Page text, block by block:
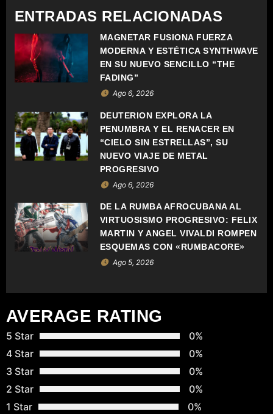
C
I
Ó
D
E
E
T
R
D
A
S
ENTRADAS RELACIONADAS
MAGNETAR FUSIONA FUERZA
MODERNA Y ESTÉTICA SYNTHWAVE
EN SU NUEVO SENCILLO “THE
FADING”
Ago 6, 2026
DEUTERION EXPLORA LA
PENUMBRA Y EL RENACER EN
“CIELO SIN ESTRELLAS”, SU
NUEVO VIAJE DE METAL
PROGRESIVO
Ago 6, 2026
DE LA RUMBA AFROCUBANA AL
VIRTUOSISMO PROGRESIVO: FELIX
MARTIN Y ANGEL VIVALDI ROMPEN
ESQUEMAS CON «RUMBACORE»
Ago 5, 2026
AVERAGE RATING
5 Star
0%
4 Star
0%
3 Star
0%
2 Star
0%
1 Star
0%